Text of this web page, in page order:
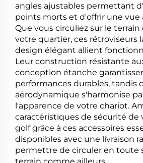
angles ajustables permettant
points morts et d'offrir une vue
Que vous circuliez sur le
votre quartier, ces rétroviseurs
design élégant allient
Leur construction résistante
conception étanche
performances durables, tandis
aérodynamique s'harmonise
l'apparence de votre chariot.
caractéristiques de sécurité de
golf grâce à ces accessoires
disponibles avec une livraison
permettre de circuler en toute
terrain comme ailleurs.